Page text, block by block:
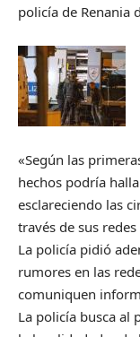
policía de Renania
«Según las
hechos podría
esclareciendo las
través de sus redes
La policía pidió
rumores en las
comuniquen
La policía busca al